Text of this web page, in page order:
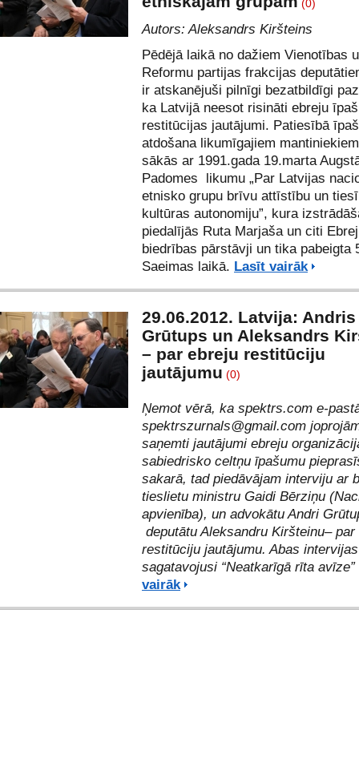
(0)
Autors:Aleksandrs Kiršteins
Pēdējā laikā no dažiem Vienotības
Reformu partijas frakcijas
ir atskanējuši pilnīgi bezatbildīgi
ka Latvijā neesot risināti ebreju
restitūcijas jautājumi. Patiesībā
atdošana likumīgajiem
sākās ar 1991.gada 19.marta
Padomes likumu „Par Latvijas
etnisko grupu brīvu attīstību un
kultūras autonomiju”, kura
piedalījās Ruta Marjaša un citi
biedrības pārstāvji un tika pabeigta
Saeimas laikā. Lasīt vairāk
29.06.2012. Latvija: Andris
Grūtups un Aleksandrs
– par ebreju restitūciju
jautājumu (0)
Ņemot vērā, ka spektrs.com e-
spektrszurnals@gmail.com
saņemti jautājumi ebreju
sabiedrisko celtņu īpašumu
sakarā, tad piedāvājam interviju ar
tieslietu ministru Gaidi Bērziņu
apvienība), un advokātu Andri
deputātu Aleksandru Kiršteinu– par
restitūciju jautājumu. Abas intervijas
sagatavojusi “Neatkarīgā rīta avīze”
vairāk